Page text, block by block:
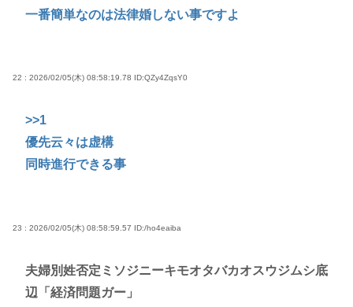
一番簡単なのは法律婚しない事ですよ
22 : 2026/02/05(木) 08:58:19.78 ID:QZy4ZqsY0
>>1
優先云々は虚構
同時進行できる事
23 : 2026/02/05(木) 08:58:59.57 ID:/ho4eaiba
夫婦別姓否定ミソジニーキモオタバカオスウジムシ底
辺「経済問題ガー」